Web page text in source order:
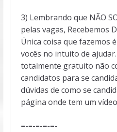
3) Lembrando que NÃO
pelas vagas, Recebemos
Única coisa que fazemos
vocês no intuito de
totalmente gratuito não
candidatos para se
dúvidas de como se
página onde tem um
=-=-=-=-=-